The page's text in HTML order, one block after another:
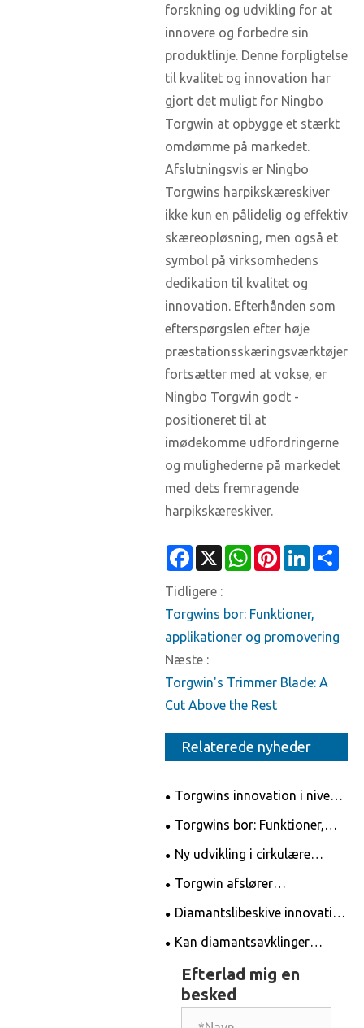
forskning og udvikling for at
innovere og forbedre sin
produktlinje. Denne forpligtelse
til kvalitet og innovation har
gjort det muligt for Ningbo
Torgwin at opbygge et stærkt
omdømme på markedet.
Afslutningsvis er Ningbo
Torgwins harpikskæreskiver
ikke kun en pålidelig og effektiv
skæreopløsning, men også et
symbol på virksomhedens
dedikation til kvalitet og
innovation. Efterhånden som
efterspørgslen efter høje
præstationsskæringsværktøjer
fortsætter med at vokse, er
Ningbo Torgwin godt -
positioneret til at
imødekomme udfordringerne
og mulighederne på markedet
med dets fremragende
harpikskæreskiver.
Facebook
X WhatsAppPinterestLinkedIn
Tidligere :
Torgwins bor: Funktioner,
applikationer og promovering
Næste :
Torgwin's Trimmer Blade: A
Cut Above the Rest
Relaterede nyheder
Torgwins innovation i niveau
- revolutionerer markedet for
Torgwins bor: Funktioner,
applikationer og promovering
Ny udvikling i cirkulære
savklinger
Torgwin afslører
banebrydende diamantbor til
Diamantslibeskive innovation
revolutionerer
Kan diamantsavklinger
Efterlad mig en
besked